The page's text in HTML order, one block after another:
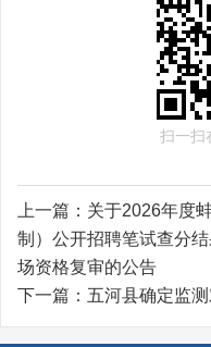
扫一扫
上一篇： 关于2026年度
制）公开招聘笔试查分
场资格复审的公告
下一篇： 五河县确定监